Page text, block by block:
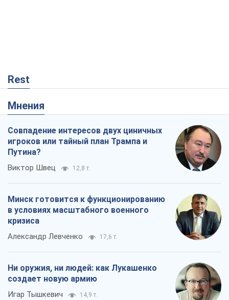
Rest
Мнения
Совпадение интересов двух циничных
игроков или тайный план Трампа и
Путина?
Виктор Швец 12,8 т.
Минск готовится к функционированию
в условиях масштабного военного
кризиса
Александр Левченко 17,6 т.
Ни оружия, ни людей: как Лукашенко
создает новую армию
Игар Тышкевич 14,9 т.